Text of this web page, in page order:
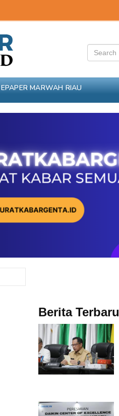
EPAPER MARWAH RIAU
Berita Terbaru